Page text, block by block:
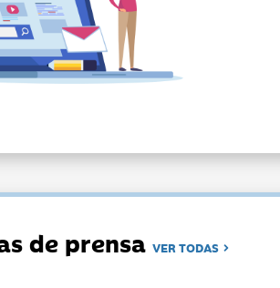
de prensaVER TODAS